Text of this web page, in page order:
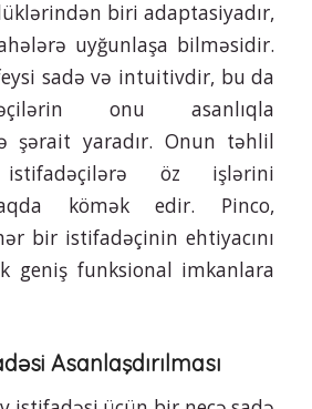
biri adaptasiyadır,
uyğunlaşa bilməsidir.
sadə və intuitivdir, bu da
onu asanlıqla
şərait yaradır. Onun təhlil
öz işlərini
kömək edir. Pinco,
bir istifadəçinin ehtiyacını
geniş funksional imkanlara
Asanlaşdırılması